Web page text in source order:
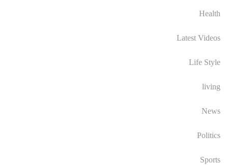
Health
Latest Videos
Life Style
living
News
Politics
Sports